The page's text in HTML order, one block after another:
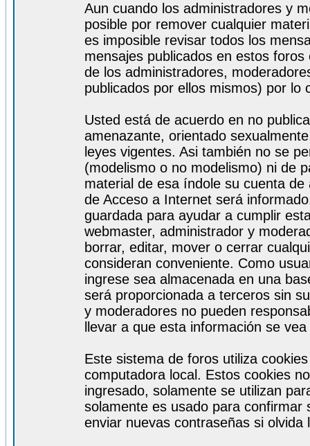
Aun cuando los administradores y
posible por remover cualquier
es imposible revisar todos los
mensajes publicados en estos
de los administradores,
publicados por ellos mismos) por lo
Usted está de acuerdo en no
amenazante, orientado
leyes vigentes. Asi también no se
(modelismo o no modelismo) ni de
material de esa índole su cuenta
de Acceso a Internet será
guardada para ayudar a cumplir
webmaster, administrador y
borrar, editar, mover o cerrar
consideran conveniente. Como
ingrese sea almacenada en una
será proporcionada a terceros sin
y moderadores no pueden
llevar a que esta información se
Este sistema de foros utiliza
computadora local. Estos cookies
ingresado, solamente se utilizan
solamente es usado para
enviar nuevas contraseñas si olvida